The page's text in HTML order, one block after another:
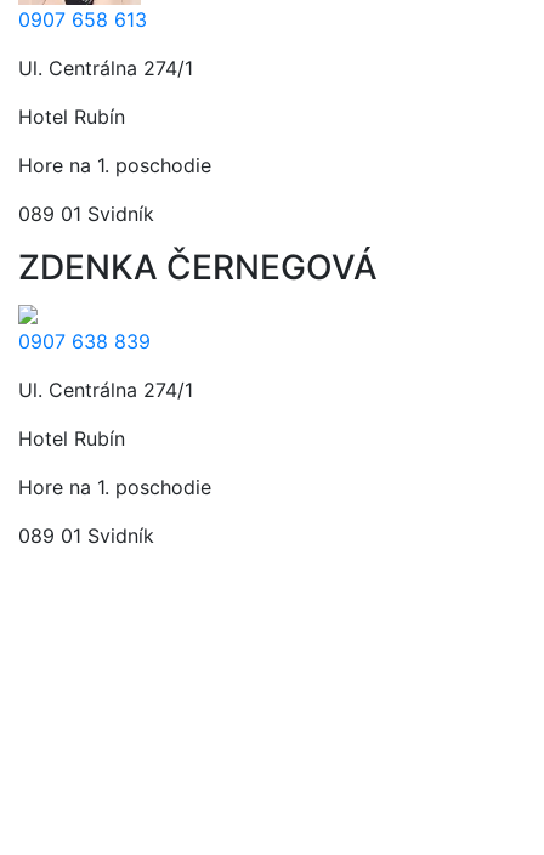
0907 658 613
Ul. Centrálna 274/1
Hotel Rubín
Hore na 1. poschodie
089 01 Svidník
ZDENKA ČERNEGOVÁ
0907 638 839
Ul. Centrálna 274/1
Hotel Rubín
Hore na 1. poschodie
089 01 Svidník